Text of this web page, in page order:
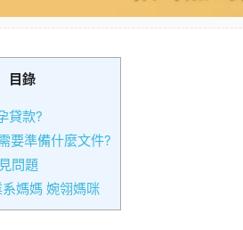
目錄
貸款?
要準備什麼文件?
問題
媽媽 婉翎媽咪